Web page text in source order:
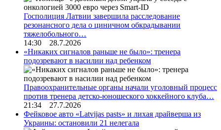
Госполиция Латвии завершила расследование
резонансного дела о циничном обкрадывании
тяжелобольного…
14:30 28.7.2026
«Никаких сигналов раньше не было»: тренера
подозревают в насилии над ребенком
Правоохранительные органы начали уголовный процесс
против тренера детско-юношеского хоккейного клуба…
21:34 27.7.2026
Фейковое авто «Latvijas pasts» и лихая драйверша из
Украины: остановили 21 нелегала